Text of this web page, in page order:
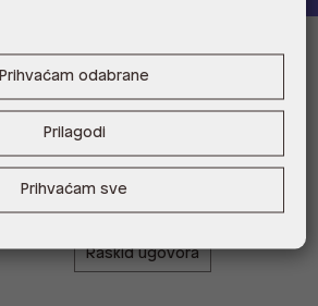
ALDO A-List program
vjernosti
Raskid ugovora
Prihvaćam odabrane
Prilagodi
Prihvaćam sve